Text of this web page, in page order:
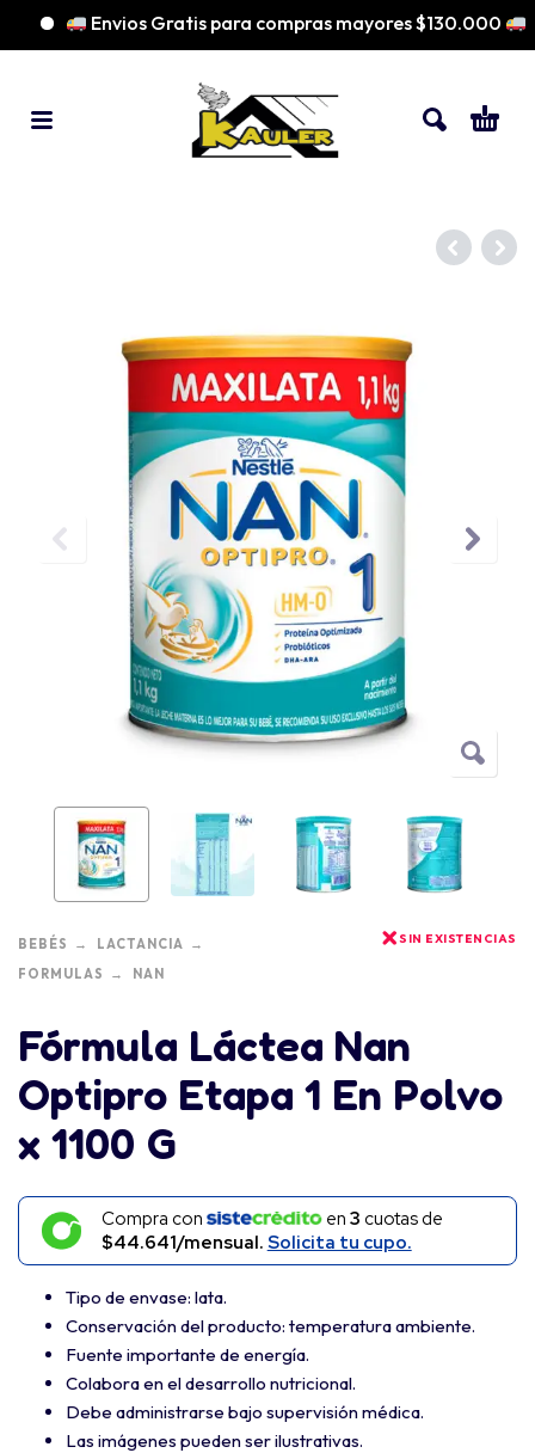
Envios Gratis para compras mayores $130.000
BEBÉS
LACTANCIA
FORMULAS
NAN
SIN EXISTENCIAS
Fórmula Láctea Nan
Optipro Etapa 1 En Polvo
x 1100 G
Compra con en3 cuotas de
$44.641/mensual. Solicita tu cupo.
Tipo de envase: lata.
Conservación del producto: temperatura ambiente.
Fuente importante de energía.
Colabora en el desarrollo nutricional.
Debe administrarse bajo supervisión médica.
Las imágenes pueden ser ilustrativas.